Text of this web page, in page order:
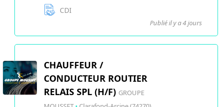
CDI
Publié il y a 4 jours
CHAUFFEUR /
CONDUCTEUR ROUTIER
RELAIS SPL (H/F) GROUPE